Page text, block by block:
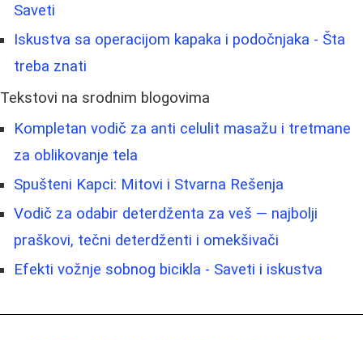
Saveti
Iskustva sa operacijom kapaka i podočnjaka - Šta
treba znati
Tekstovi na srodnim blogovima
Kompletan vodič za anti celulit masažu i tretmane
za oblikovanje tela
Spušteni Kapci: Mitovi i Stvarna Rešenja
Vodič za odabir deterdženta za veš — najbolji
praškovi, tečni deterdženti i omekšivači
Efekti vožnje sobnog bicikla - Saveti i iskustva